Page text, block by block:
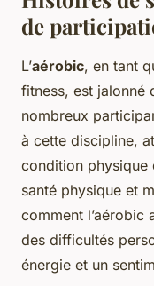
de
L’aérobic, en tant
fitness, est jalonné
nombreux
à cette discipline,
condition physique
santé physique et
comment l’aérobic
des difficultés
énergie et un